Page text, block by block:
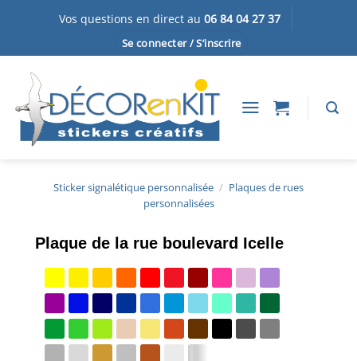
Vos questions en direct au 06 84 04 27 37
Se connecter / S’inscrire
Sticker signalétique personnalisée / Plaques de rues
personnalisées
Plaque de la rue boulevard Icelle